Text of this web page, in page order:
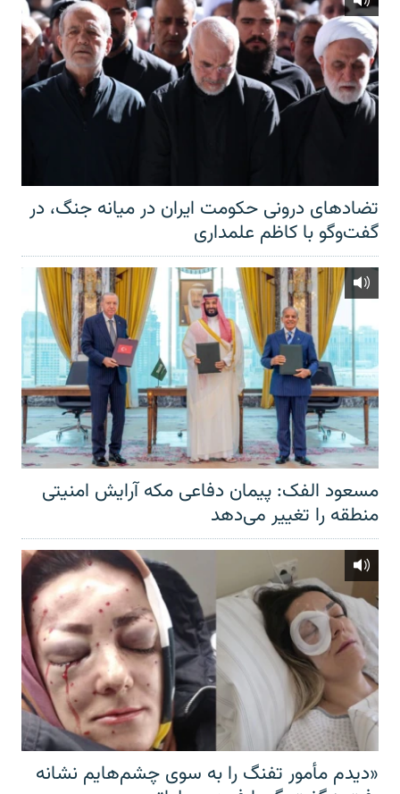
تضادهای درونی حکومت ایران در میانه جنگ، در
گفت‌‌وگو با کاظم علمداری
مسعود الفک: پیمان دفاعی مکه آرایش امنیتی
منطقه را تغییر می‌دهد
«دیدم مأمور تفنگ را به سوی چشم‌هایم نشانه